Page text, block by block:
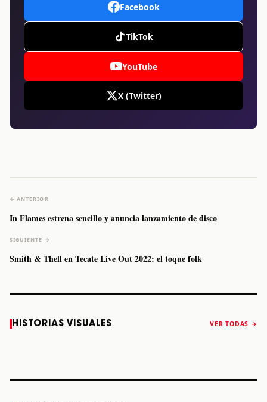
Facebook
TikTok
YouTube
X (Twitter)
← ANTERIOR
In Flames estrena sencillo y anuncia lanzamiento de disco
SIGUIENTE →
Smith & Thell en Tecate Live Out 2022: el toque folk
HISTORIAS VISUALES VER TODAS →
Caifanes regresa
a Monterrey el
Fallece Felipe
Staiti, guitarrista
anuncia “Reality